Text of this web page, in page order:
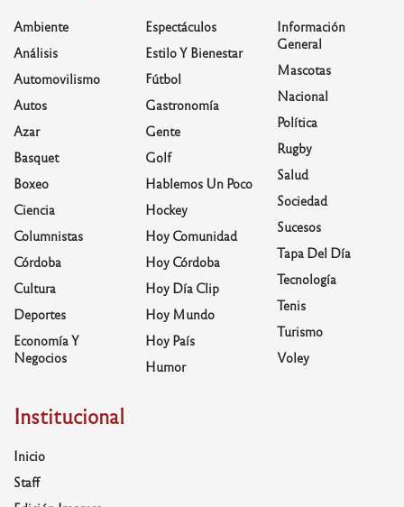
Ambiente
Análisis
Automovilismo
Autos
Azar
Basquet
Boxeo
Ciencia
Columnistas
Córdoba
Cultura
Deportes
Economía Y
Negocios
Espectáculos
Estilo Y Bienestar
Fútbol
Gastronomía
Gente
Golf
Hablemos Un Poco
Hockey
Hoy Comunidad
Hoy Córdoba
Hoy Día Clip
Hoy Mundo
Hoy País
Humor
Información
General
Mascotas
Nacional
Política
Rugby
Salud
Sociedad
Sucesos
Tapa Del Día
Tecnología
Tenis
Turismo
Voley
Institucional
Inicio
Staff